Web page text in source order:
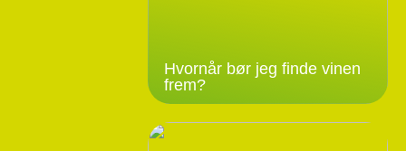
Hvornår bør jeg finde vinen
frem?